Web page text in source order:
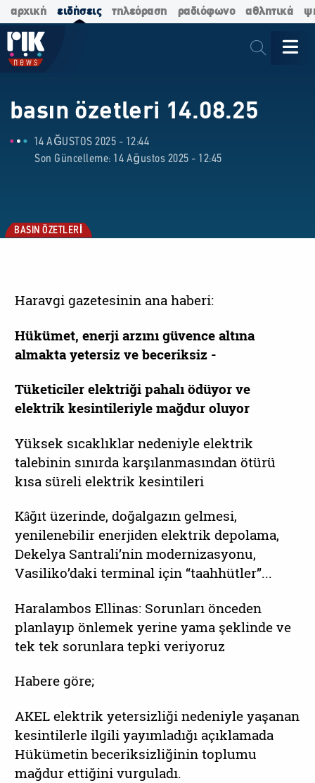
αρχική ειδήσεις τηλεόραση ραδιόφωνο αθλητικά
basın özetleri 14.08.25
14 AĞUSTOS 2025 - 12:44
Son Güncelleme: 14 Ağustos 2025 - 12:45
BASIN ÖZETLERİ
Haravgi gazetesinin ana haberi:
Hükümet, enerji arzını güvence altına
almakta yetersiz ve beceriksiz -
Tüketiciler elektriği pahalı ödüyor ve
elektrik kesintileriyle mağdur oluyor
Yüksek sıcaklıklar nedeniyle elektrik
talebinin sınırda karşılanmasından ötürü
kısa süreli elektrik kesintileri
Kâğıt üzerinde, doğalgazın gelmesi,
yenilenebilir enerjiden elektrik depolama,
Dekelya Santrali’nin modernizasyonu,
Vasiliko’daki terminal için “taahhütler”...
Haralambos Ellinas: Sorunları önceden
planlayıp önlemek yerine yama şeklinde ve
tek tek sorunlara tepki veriyoruz
Habere göre;
AKEL elektrik yetersizliği nedeniyle yaşanan
kesintilerle ilgili yayımladığı açıklamada
Hükümetin beceriksizliğinin toplumu
mağdur ettiğini vurguladı.